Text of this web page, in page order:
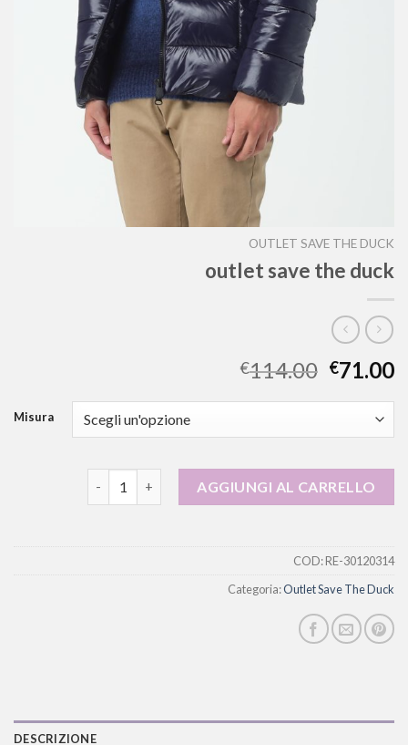
OUTLET SAVE THE DUCK
outlet save the duck
€114.00 €71.00
Misura
AGGIUNGI AL CARRELLO
COD:RE-30120314
Categoria:Outlet Save The Duck
DESCRIZIONE